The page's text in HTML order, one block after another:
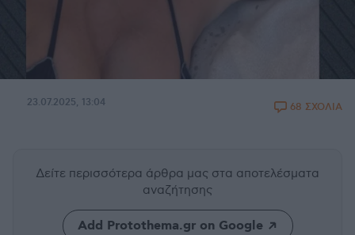
23.07.2025, 13:04 68 ΣΧΟΛΙΑ
Δείτε περισσότερα άρθρα μας στα αποτελέσματα
αναζήτησης
Add Protothema.gr on Google